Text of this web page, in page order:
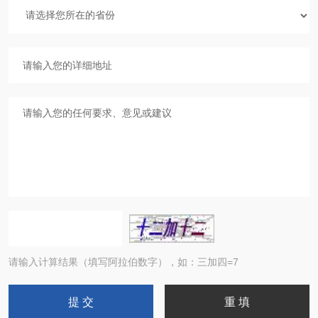
请输入计算结果（填写阿拉伯数字），如：三加四=7